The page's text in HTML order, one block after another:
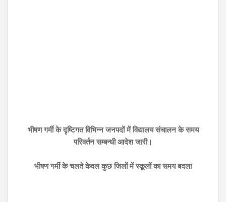
भीषण गर्मी के दृष्टिगत विभिन्न जनपदों में विद्यालय संचालन के समय
परिवर्तन सम्बन्धी आदेश जारी।
भीषण गर्मी के चलते केवल कुछ जिलों में स्कूलों का समय बदला